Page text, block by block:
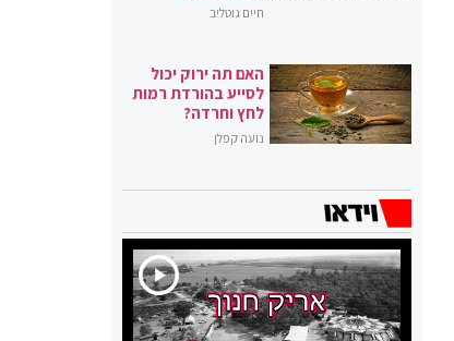
חיים גוטליב
האם תה ירוק יכול
לסייע בהורדת רמות
לחץ וחרדה?
נועה קפלן